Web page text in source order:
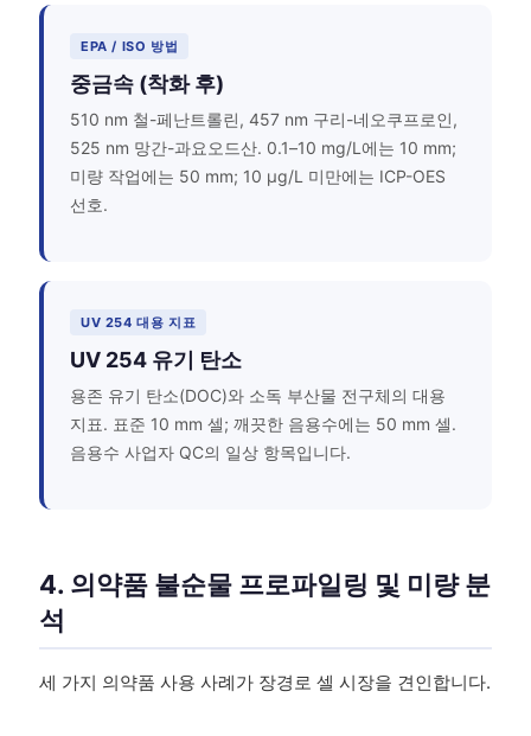
EPA / ISO 방법
중금속 (착화 후)
510 nm 철-페난트롤린, 457 nm 구리-네오쿠프로인,
525 nm 망간-과요오드산. 0.1–10 mg/L에는 10 mm;
미량 작업에는 50 mm; 10 µg/L 미만에는 ICP-OES
선호.
UV 254 대용 지표
UV 254 유기 탄소
용존 유기 탄소(DOC)와 소독 부산물 전구체의 대용
지표. 표준 10 mm 셀; 깨끗한 음용수에는 50 mm 셀.
음용수 사업자 QC의 일상 항목입니다.
4. 의약품 불순물 프로파일링 및 미량 분
석
세 가지 의약품 사용 사례가 장경로 셀 시장을 견인합니다.